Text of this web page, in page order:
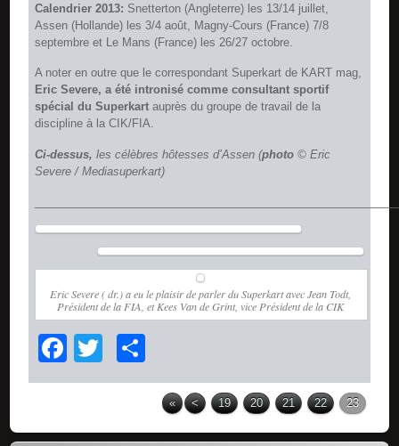
Calendrier 2013: Snetterton (Angleterre) les 13/14 juillet,
Assen (Hollande) les 3/4 août, Magny-Cours (France) 7/8
septembre et Le Mans (France) les 26/27 octobre.
A noter en outre que le correspondant Superkart de KART mag,
Eric Severe, a été intronisé comme consultant sportif
spécial du Superkart auprès du groupe de travail de la
discipline à la CIK/FIA.
Ci-dessus, les célèbres hôtesses d’Assen (photo © Eric
Severe / Mediasuperkart)
Eric Severe ( dr.) a eu le plaisir de parler du Superkart avec Jean Todt,
Président de la FIA, et Kees Van de Grint, vice Président de la CIK
Facebook
Twitter
« < 19 20 21 22 23